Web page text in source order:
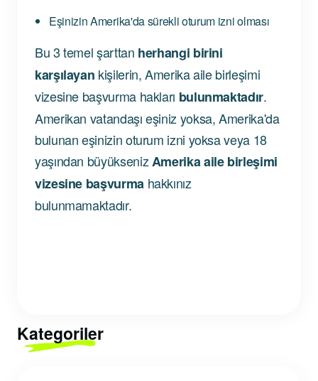
Eşinizin Amerika'da sürekli oturum izni olması
Bu 3 temel şarttan herhangi birini
karşılayan kişilerin, Amerika aile birleşimi
vizesine başvurma hakları bulunmaktadır.
Amerikan vatandaşı eşiniz yoksa, Amerika'da
bulunan eşinizin oturum izni yoksa veya 18
yaşından büyüksenizAmerika aile birleşimi
vizesine başvurma hakkınız
bulunmamaktadır.
Kategoriler